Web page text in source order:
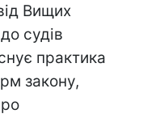
Вищих
судів
практика
закону,